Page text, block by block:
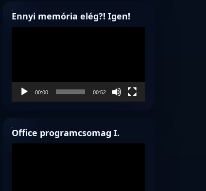
Ennyi memória elég?! Igen!
00:00 00:52
Office programcsomag I.